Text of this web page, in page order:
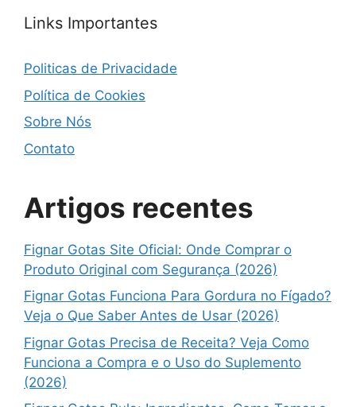
Links Importantes
Politicas de Privacidade
Política de Cookies
Sobre Nós
Contato
Artigos recentes
Fignar Gotas Site Oficial: Onde Comprar o
Produto Original com Segurança (2026)
Fignar Gotas Funciona Para Gordura no Fígado?
Veja o Que Saber Antes de Usar (2026)
Fignar Gotas Precisa de Receita? Veja Como
Funciona a Compra e o Uso do Suplemento
(2026)